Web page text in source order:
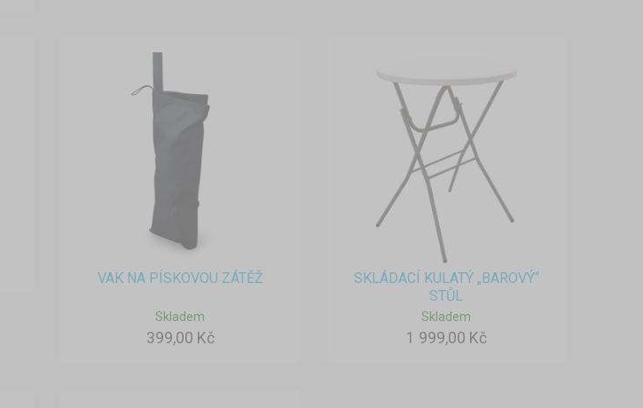
VAK NA PÍSKOVOU ZÁTĚŽ
Skladem
399,00 Kč
SKLÁDACÍ KULATÝ „BAROVÝ“
STŮL
Skladem
1 999,00 Kč